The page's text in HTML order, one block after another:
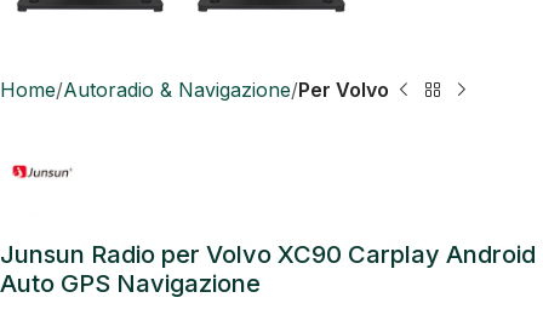
Home Autoradio & Navigazione Per Volvo
Junsun Radio per Volvo XC90 Carplay Android
Auto GPS Navigazione